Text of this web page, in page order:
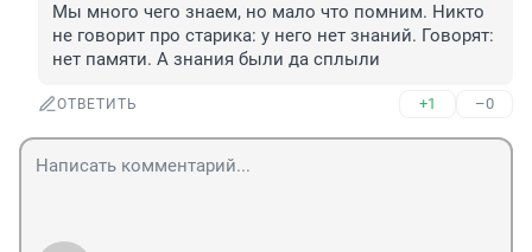
Мы много чего знаем, но мало что помним. Никто
не говорит про старика: у него нет знаний. Говорят:
нет памяти. А знания были да сплыли
ОТВЕТИТЬ +1 –0